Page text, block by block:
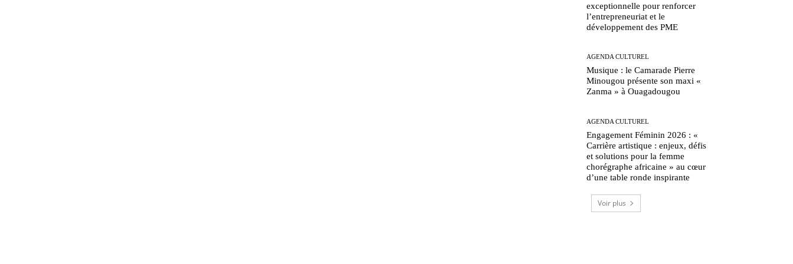
exceptionnelle pour renforcer
l’entrepreneuriat et le
développement des PME
AGENDA CULTUREL
Musique : le Camarade Pierre
Minougou présente son maxi «
Zanma » à Ouagadougou
AGENDA CULTUREL
Engagement Féminin 2026 : «
Carrière artistique : enjeux, défis
et solutions pour la femme
chorégraphe africaine » au cœur
d’une table ronde inspirante
Voir plus